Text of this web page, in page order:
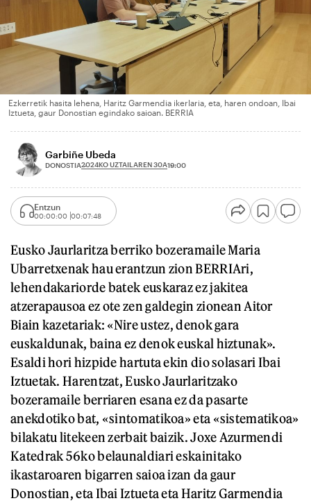
Ezkerretik hasita lehena, Haritz Garmendia ikerlaria, eta, haren ondoan, Ibai
Iztueta, gaur Donostian egindako saioan. BERRIA
Garbiñe Ubeda
DONOSTIA2024KO UZTAILAREN 30A19:00
Entzun
00:00:00 00:07:48
Eusko Jaurlaritza berriko bozeramaile Maria
Ubarretxenak hau erantzun zion BERRIAri,
lehendakariorde batek euskaraz ez jakitea
atzerapausoa ez ote zen galdegin zionean Aitor
Biain kazetariak: «Nire ustez, denok gara
euskaldunak, baina ez denok euskal hiztunak».
Esaldi hori hizpide hartuta ekin dio solasari Ibai
Iztuetak. Harentzat, Eusko Jaurlaritzako
bozeramaile berriaren esana ez da pasarte
anekdotiko bat, «sintomatikoa» eta «sistematikoa»
bilakatu litekeen zerbait baizik. Joxe Azurmendi
Katedrak 56ko belaunaldiari eskainitako
ikastaroaren bigarren saioa izan da gaur
Donostian, eta Ibai Iztueta eta Haritz Garmendia